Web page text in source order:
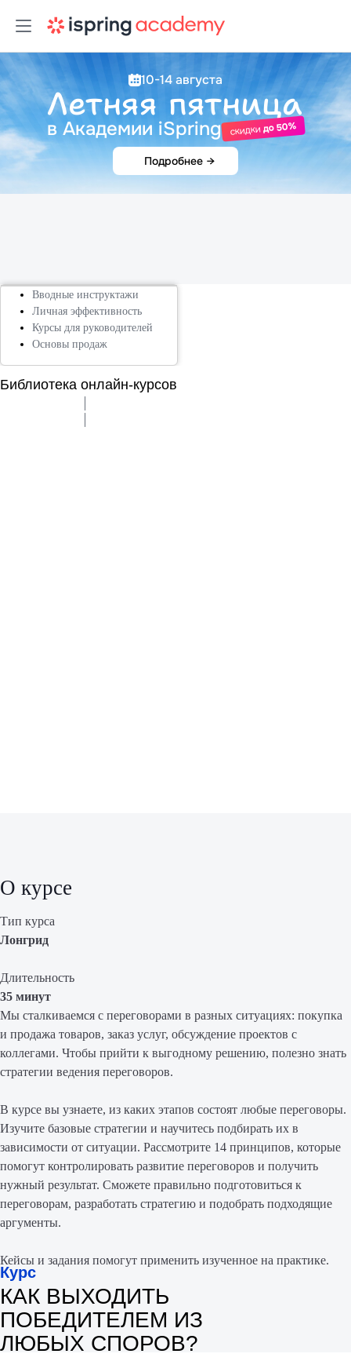
10-14 августа
Летняя пятница
в Академии iSpring скидкидо 50%
Подробнее →
Библиотека онлайн-курсов
Вводные инструктажи
Личная эффективность
Курсы для руководителей
Основы продаж
Курс
КАК ВЫХОДИТЬ
ПОБЕДИТЕЛЕМ ИЗ
ЛЮБЫХ СПОРОВ?
О курсе
Тип курса
Лонгрид
Длительность
35 минут
Мы сталкиваемся с переговорами в разных ситуациях: покупка
и продажа товаров, заказ услуг, обсуждение проектов с
коллегами. Чтобы прийти к выгодному решению, полезно знать
стратегии ведения переговоров.
В курсе вы узнаете, из каких этапов состоят любые переговоры.
Изучите базовые стратегии и научитесь подбирать их в
зависимости от ситуации. Рассмотрите 14 принципов, которые
помогут контролировать развитие переговоров и получить
нужный результат. Сможете правильно подготовиться к
переговорам, разработать стратегию и подобрать подходящие
аргументы.
Кейсы и задания помогут применить изученное на практике.